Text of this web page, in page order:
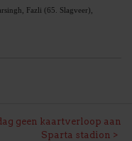
Fazli (65. Slagveer),
geen kaartverloop aan
Sparta stadion